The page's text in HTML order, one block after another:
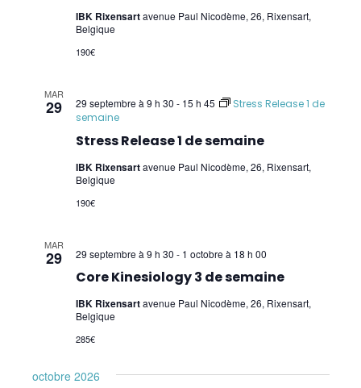
IBK Rixensartavenue Paul Nicodème, 26, Rixensart,
Belgique
190€
MAR
29
Stress Release 1 de semaine
29 septembre à 9 h 30 - 15 h 45
Stress Release 1 de
semaine
IBK Rixensartavenue Paul Nicodème, 26, Rixensart,
Belgique
190€
MAR
29
Core Kinesiology 3 de semaine
29 septembre à 9 h 30 - 1 octobre à 18 h 00
IBK Rixensartavenue Paul Nicodème, 26, Rixensart,
Belgique
285€
octobre 2026